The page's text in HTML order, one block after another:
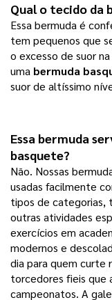
Qual o tecido da
Essa bermuda é
tem pequenos que
o excesso de suor
uma bermuda
suor de altíssimo
Essa bermuda
basquete?
Não. Nossas
usadas facilmente
tipos de categorias,
outras atividades
exercícios em
modernos e
dia para quem curte
torcedores fieis que
campeonatos. A